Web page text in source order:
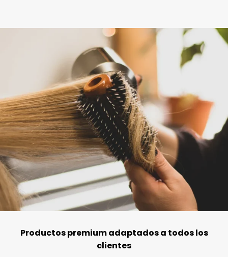
Productos premium adaptados a todos los
clientes